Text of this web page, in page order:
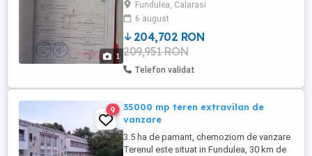
1
150 m de D.N.3 și la 1,5 km de A2. Terenul
este situat într-o zonă liniștită, ideală
pentru construcția unei locuințe.
Fundulea, Calarasi
6 august
204,702 RON
209,951 RON
Telefon validat
9
35000 mp teren extravilan de
vanzare
3.5 ha de pamant, chernoziom de vanzare
Terenul este situat in Fundulea, 30 km de